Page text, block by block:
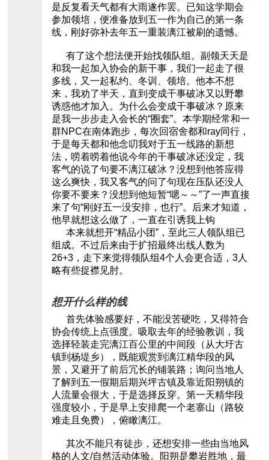
是反复看天气都有大雨遂作罢。已知这学期会
参加领培，便准备放到五一作为自己的第一条
线，刚好弥补去年五一重装漓江被刷的遗憾。
有了这个想法便开始找领队组。副领天天是
和我一起加入协会的新干事，我们一起走了很
多线，又一起私约、冬训、领培。他本不想
来，我劝了半天，直到变成干事破冰又以野攀
诱惑他才加入。为什么会变成干事破冰？原来
是我一步步走入会长的“圈套”。本学期经常和一
群NPC在南体跑步，每次回宿舍都和ray同行，
于是每天都和他念叨我对于五一线路的新想
法，唠着唠着他说今年的干事破冰还没定，我
客气的说了句要不漓江破冰？没想到他答应得
这么爽快，我又客气的问了句现在压队还没人
你要不要来？没想到他短暂“嗯～～”了一声直接
来了句“刚好五一没安排，也行”。后来才知道，
他早就想这么做了，一直在引诱我上钩
本来就想开“精品小团”，至此三人领队组已
组成。不过后来由于扩招最终出线人数为
26+3，走下来觉得领队组4个人会更合适，3人
略有些捉襟见肘。
想开什么样的线
首先体验感要好，不能没苦硬吃，又得符合
协会传统上点强度。吸取去年的经验教训，我
选择轻装走完漓江百公里的中间段（从大圩古
镇到杨堤乡），既能观赏到漓江精华段的风
景，又避开了前后冗长的铺装路；询问当地人
了解到五一假期后期兴坪古镇及靠近阳朔镇的
人流量会很大，于是选择反穿。第一天精华段
强度较小，于是早上安排爬一个老寨山（路较
难走且免费），俯瞰漓江。
其次不能只有徒步，还想安排一些由当地风
格的人文/自然活动体验。阳朔是攀岩胜地，最